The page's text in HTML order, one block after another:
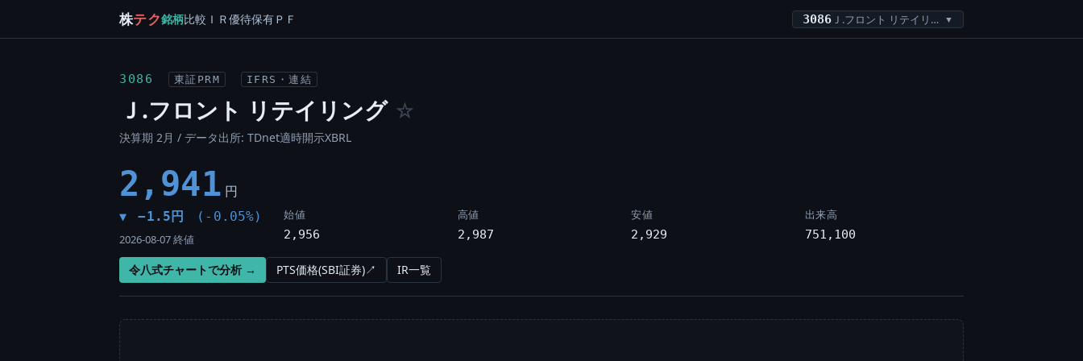
株テク銘柄比較 ＩＲ優待保有ＰＦ 3086 Ｊ.フロント リテイリング ▼
3086 東証PRM IFRS・連結
Ｊ.フロント リテイリング ☆
決算期 2月 / データ出所: TDnet適時開示XBRL
2,941 円
▼ −1.5円 (-0.05%)
2026-08-07 終値
始値
2,956
高値
2,987
安値
2,929
出来高
751,100
令八式チャートで分析 → PTS価格(SBI証券)↗ IR一覧